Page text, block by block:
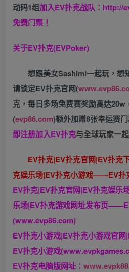
动码1组加入EV扑克战队： http://
免费门票！
关于EV扑克(EVPoker)
想跟美女Sashimi一起玩， 想
请锁定EV扑克官网(
克， 每日多场免费赛奖励高达20w
(evp86.com)额外加赠8张幸运赛
即注册加入EV扑克与全球玩家一
EV扑克|EV扑克官网|EV扑克
克娱乐场|EV扑克小游戏——EV
EV扑克|EV扑克官网|EV扑克娱乐
乐场|EV扑克游戏网址发布页
(www.evp86.com)
EV扑克小游戏|EV扑克小游戏官
EV扑克小游戏
EV扑克电脑版网址：